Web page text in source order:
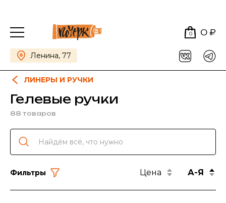
0 0 ₽
Ленина, 77
ЛИНЕРЫ И РУЧКИ
Гелевые ручки
88 товаров
Фильтры Цена А-Я